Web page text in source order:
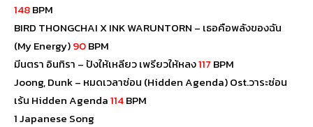
148BPM
BIRD THONGCHAI X INK WARUNTORN – เธอคือพลังของฉัน
(My Energy)90BPM
มีนตรา อินทิรา – ปังให้เหลียว เพรียวให้หลง117 BPM
Joong, Dunk – หมดเวลาซ่อน (Hidden Agenda) Ost.วาระซ่อน
เร้น Hidden Agenda114BPM
1 Japanese Song